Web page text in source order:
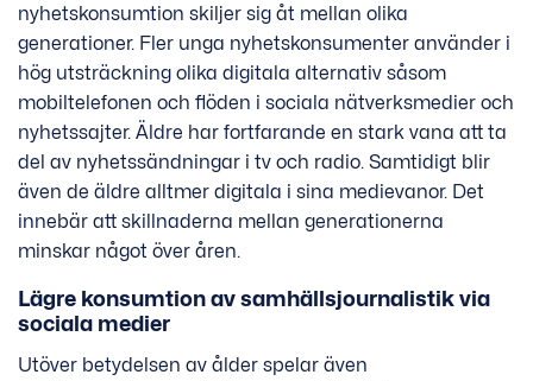
nyhetskonsumtion skiljer sig åt mellan olika
generationer. Fler unga nyhetskonsumenter använder i
hög utsträckning olika digitala alternativ såsom
mobiltelefonen och flöden i sociala nätverksmedier och
nyhetssajter. Äldre har fortfarande en stark vana att ta
del av nyhetssändningar i tv och radio. Samtidigt blir
även de äldre alltmer digitala i sina medievanor. Det
innebär att skillnaderna mellan generationerna
minskar något över åren.
Lägre konsumtion av samhällsjournalistik via
sociala medier
Utöver betydelsen av ålder spelar även